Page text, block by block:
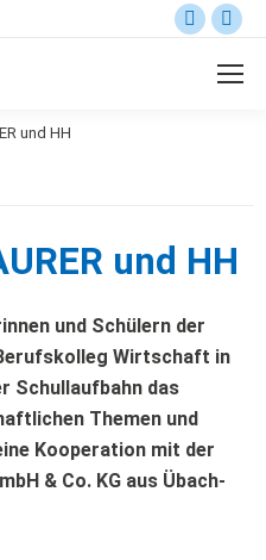
und HH
und HH
und Schülern der
Wirtschaft in
Schullaufbahn das
Themen und
Kooperation mit der
& Co. KG aus Übach-